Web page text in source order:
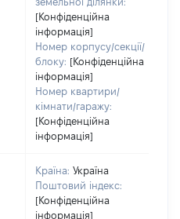
[Конфіденційна
інформація]
Номер корпусу/секції/
блоку: [Конфіденційна
інформація]
Номер квартири/
кімнати/гаражу:
[Конфіденційна
інформація]
Країна: Україна
Поштовий індекс:
[Конфіденційна
інформація]